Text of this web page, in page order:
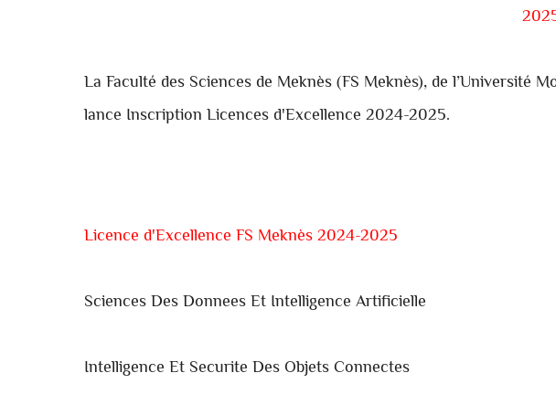
La Faculté des Sciences de Meknès (FS Meknès), de l’Université
lance Inscription Licences d'Excellence 2024-2025.
Licence d'Excellence FS Meknès 2024-2025
Sciences Des Donnees Et Intelligence Artificielle
Intelligence Et Securite Des Objets Connectes